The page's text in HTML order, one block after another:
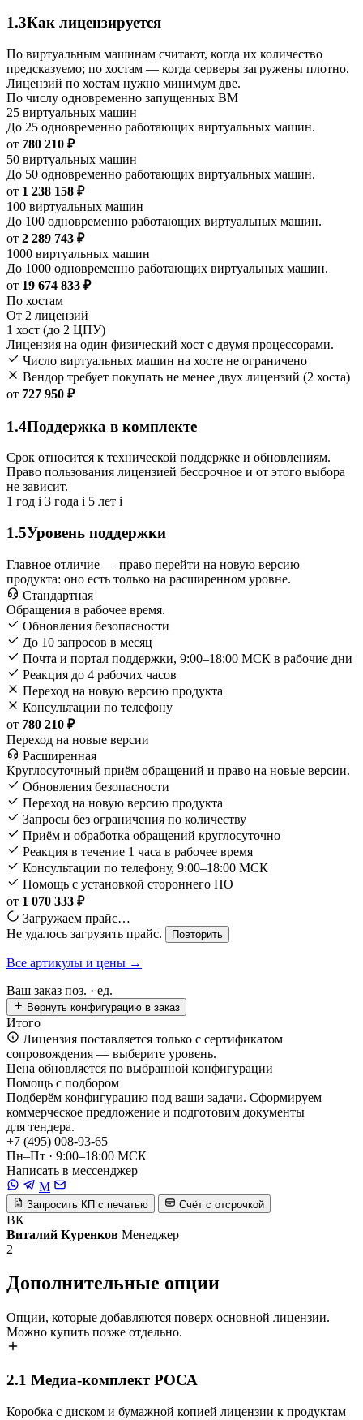
1.3Как лицензируется
По виртуальным машинам считают, когда их количество
предсказуемо; по хостам — когда серверы загружены плотно.
Лицензий по хостам нужно минимум две.
По числу одновременно запущенных ВМ
25 виртуальных машин
До 25 одновременно работающих виртуальных машин.
от 780 210 ₽
50 виртуальных машин
До 50 одновременно работающих виртуальных машин.
от 1 238 158 ₽
100 виртуальных машин
До 100 одновременно работающих виртуальных машин.
от 2 289 743 ₽
1000 виртуальных машин
До 1000 одновременно работающих виртуальных машин.
от 19 674 833 ₽
По хостам
От 2 лицензий
1 хост (до 2 ЦПУ)
Лицензия на один физический хост с двумя процессорами.
Число виртуальных машин на хосте не ограничено
Вендор требует покупать не менее двух лицензий (2 хоста)
от 727 950 ₽
1.4Поддержка в комплекте
Срок относится к технической поддержке и обновлениям.
Право пользования лицензией бессрочное и от этого выбора
не зависит.
1 год i 3 года i 5 лет i
1.5Уровень поддержки
Главное отличие — право перейти на новую версию
продукта: оно есть только на расширенном уровне.
Стандартная
Обращения в рабочее время.
Обновления безопасности
До 10 запросов в месяц
Почта и портал поддержки, 9:00–18:00 МСК в рабочие дни
Реакция до 4 рабочих часов
Переход на новую версию продукта
Консультации по телефону
от 780 210 ₽
Переход на новые версии
Расширенная
Круглосуточный приём обращений и право на новые версии.
Обновления безопасности
Переход на новую версию продукта
Запросы без ограничения по количеству
Приём и обработка обращений круглосуточно
Реакция в течение 1 часа в рабочее время
Консультации по телефону, 9:00–18:00 МСК
Помощь с установкой стороннего ПО
от 1 070 333 ₽
Загружаем прайс…
Не удалось загрузить прайс.
Повторить
Все артикулы и цены →
Ваш заказ поз. · ед.
Вернуть конфигурацию в заказ
Итого
Лицензия поставляется только с сертификатом
сопровождения — выберите уровень.
Цена обновляется по выбранной конфигурации
Помощь с подбором
Подберём конфигурацию под ваши задачи. Сформируем
коммерческое предложение и подготовим документы
для тендера.
+7 (495) 008-93-65
Пн–Пт · 9:00–18:00 МСК
Написать в мессенджер
M
Запросить КП с печатью Счёт с отсрочкой
ВК
Виталий Куренков Менеджер
2
Дополнительные опции
Опции, которые добавляются поверх основной лицензии.
Можно купить позже отдельно.
2.1 Медиа-комплект РОСА
Коробка с диском и бумажной копией лицензии к продуктам